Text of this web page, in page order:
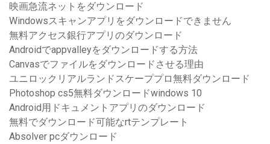
映画急流ネットをダウンロード
Windowsスキャンアプリをダウンロードできません
無料アクセス銀行アプリのダウンロード
Androidでappvalleyをダウンロードする方法
Canvasでファイルをダウンロードさせる理由
ユニロックリアルランドスケーププロ無料ダウンロード
Photoshop cs5無料ダウンロードwindows 10
Android用ドキュメントアプリのダウンロード
無料でダウンロード可能なrtテンプレート
Absolver pcダウンロード